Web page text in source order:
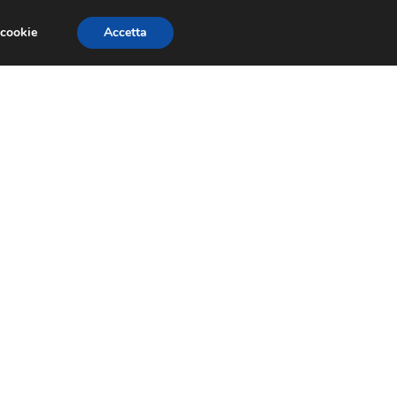
EVENTI E COMPETIZIONI
Accetta